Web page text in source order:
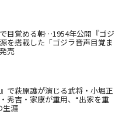
目覚める朝…1954年公開『ゴジ
を搭載した「ゴジラ音声目覚ま
売
で萩原護が演じる武将・小堀正
秀吉・家康が重用、“出家を重
生涯